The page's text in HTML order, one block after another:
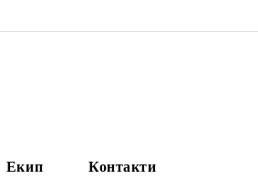
Екип Контакти